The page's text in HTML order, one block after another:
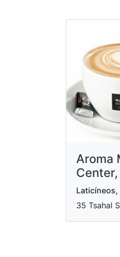
Aroma
Laticíneos,
35 Tsahal